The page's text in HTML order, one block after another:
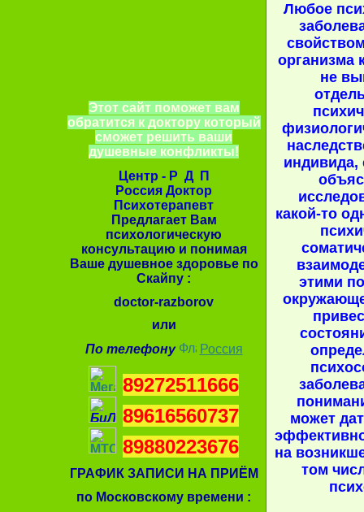
Этот сайт поможет вам
обратится к доктору который
сможет решить ваши
душевные конфликты!
Центр - Р Д П
Россия Доктор
Психотерапевт
Предлагает Вам
психологическую
консультацию и понимая
Ваше душевное здоровье по
Скайпу :
doctor-razborov
или
По телефону
Россия
89272511666
89616560737
89880223676
ГРАФИК ЗАПИСИ НА ПРИЁМ
по Московскому времени :
Любое
организма
не
индивида,
какой-то
этими
может
на
том